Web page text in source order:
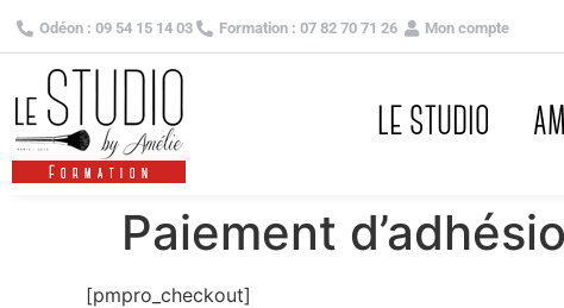
Odéon : 09 54 15 14 03 Formation : 07 82 70 71 26 Mon compte
LE STUDIO
Paiement
[pmpro_checkout]